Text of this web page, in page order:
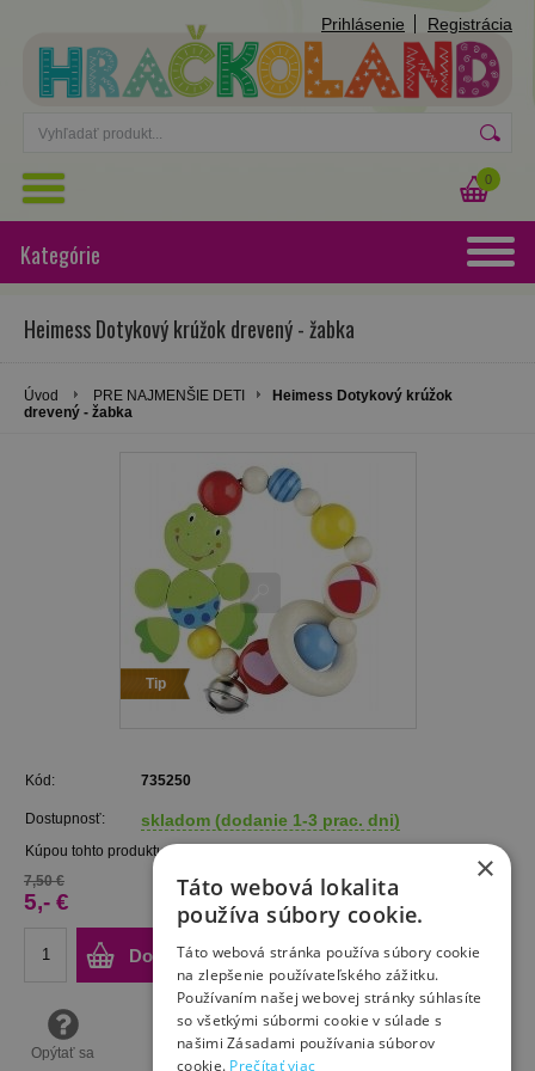
Prihlásenie Registrácia
0
Kategórie
Heimess Dotykový krúžok drevený - žabka
Úvod PRE NAJMENŠIE DETI
Heimess Dotykový krúžok
drevený - žabka
Tip
Kód: 735250
Dostupnosť: skladom (dodanie 1-3 prac. dni)
Kúpou tohto produktu získate
7,50 €
5,- €
Do košíka
Opýtať sa
×
Táto webová lokalita
používa súbory cookie.
Táto webová stránka používa súbory cookie
na zlepšenie používateľského zážitku.
Používaním našej webovej stránky súhlasíte
so všetkými súbormi cookie v súlade s
našimi Zásadami používania súborov
cookie. Prečítať viac